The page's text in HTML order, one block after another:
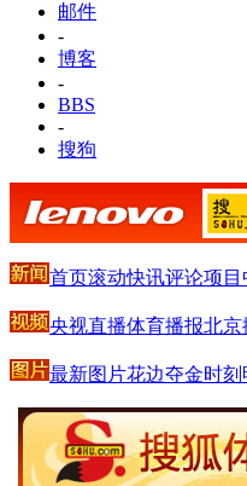
邮件
-
博客
-
BBS
-
搜狗
首页滚动快讯评论项目
央视直播体育播报北京
最新图片花边夺金时刻